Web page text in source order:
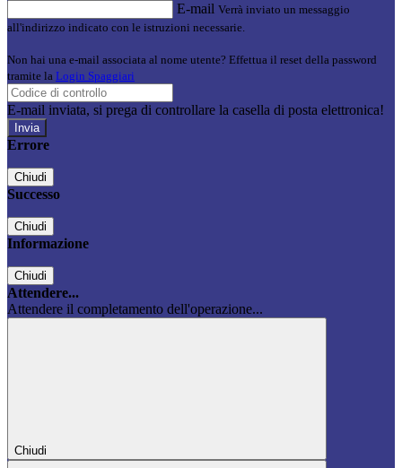
E-mail Verrà inviato un messaggio
all'indirizzo indicato con le istruzioni necessarie.
Non hai una e-mail associata al nome utente? Effettua il reset della password
tramite la Login Spaggiari
E-mail inviata, si prega di controllare la casella di posta elettronica!
Errore
Chiudi
Successo
Chiudi
Informazione
Chiudi
Attendere...
Attendere il completamento dell'operazione...
Chiudi